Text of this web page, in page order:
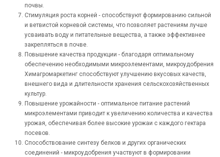
почвы.
Стимуляция роста корней - способствуют формированию сильной
и ветвистой корневой системы, что позволяет растениям лучше
усваивать воду и питательные вещества, а также эффективнее
закрепляться в почве.
Повышение качества продукции - благодаря оптимальному
обеспечению необходимыми микроэлементами, микроудобрения
Химагромаркетинг способствуют улучшению вкусовых качеств,
внешнего вида и длительности хранения сельскохозяйственных
культур.
Повышение урожайности - оптимальное питание растений
микроэлементами приводит к увеличению количества и качества
урожая, обеспечивая более высокие урожаи с каждого гектара
посевов.
Способствование синтезу белков и других органических
соединений - микроудобрения участвуют в формировании